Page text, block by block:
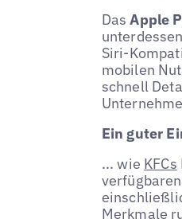
DasApple
Siri-
mobilen
schnell
Ein guter
... wie KFCs
Merkmale